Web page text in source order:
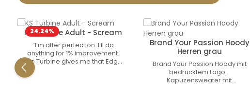
Termékgaléria kihagyása
24.24%
KS Turbine Adult - Scream
“I’m after perfection. I’ll do
anything for 1% improvement.
The Turbine gives me that Edge,
straight out of the box” – Kyle
Snyder Powerful, Strong and
Brand Your Passion Hoody
Herren grau
Brand Your Passion Hoody mit
bedrucktem Logo.
Kapuzensweater mit